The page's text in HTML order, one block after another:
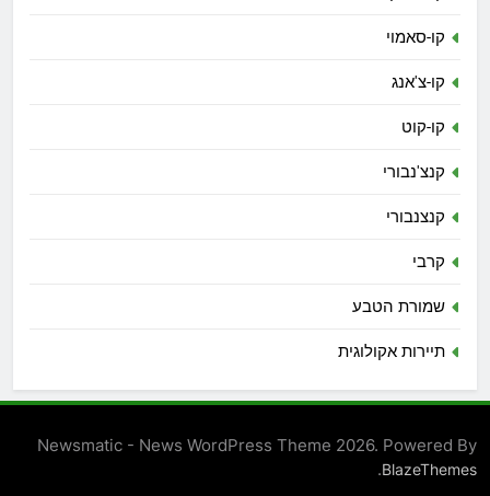
קו-סאמוי
קו-צ'אנג
קו-קוט
קנצ'נבורי
קנצנבורי
קרבי
שמורת הטבע
תיירות אקולוגית
Newsmatic - News WordPress Theme 2026. Powered By
BlazeThemes
.